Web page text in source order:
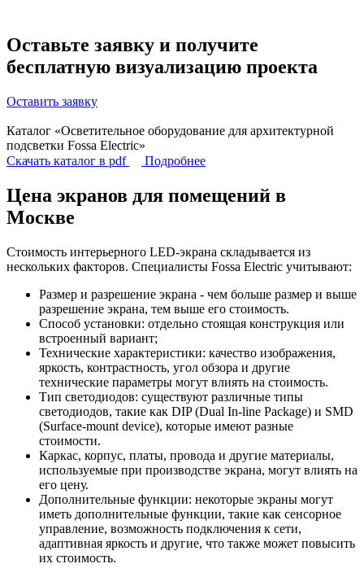
Оставьте заявку и получите
бесплатную визуализацию проекта
Оставить заявку
Каталог «Осветительное оборудование для архитектурной
подсветки Fossa Electric»
Скачать каталог в pdf
Подробнее
Цена экранов для помещений в
Москве
Стоимость интерьерного LED-экрана складывается из
нескольких факторов. Специалисты Fossa Electric учитывают:
Размер и разрешение экрана - чем больше размер и выше
разрешение экрана, тем выше его стоимость.
Способ установки: отдельно стоящая конструкция или
встроенный вариант;
Технические характеристики: качество изображения,
яркость, контрастность, угол обзора и другие
технические параметры могут влиять на стоимость.
Тип светодиодов: существуют различные типы
светодиодов, такие как DIP (Dual In-line Package) и SMD
(Surface-mount device), которые имеют разные
стоимости.
Каркас, корпус, платы, провода и другие материалы,
используемые при производстве экрана, могут влиять на
его цену.
Дополнительные функции: некоторые экраны могут
иметь дополнительные функции, такие как сенсорное
управление, возможность подключения к сети,
адаптивная яркость и другие, что также может повысить
их стоимость.